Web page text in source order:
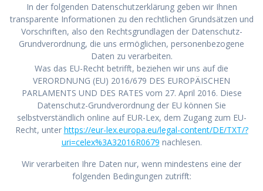
In der folgenden Datenschutzerklärung geben wir Ihnen
transparente Informationen zu den rechtlichen Grundsätzen und
Vorschriften, also den Rechtsgrundlagen der Datenschutz-
Grundverordnung, die uns ermöglichen, personenbezogene
Daten zu verarbeiten.
Was das EU-Recht betrifft, beziehen wir uns auf die
VERORDNUNG (EU) 2016/679 DES EUROPÄISCHEN
PARLAMENTS UND DES RATES vom 27. April 2016. Diese
Datenschutz-Grundverordnung der EU können Sie
selbstverständlich online auf EUR-Lex, dem Zugang zum EU-
Recht, unter https://eur-lex.europa.eu/legal-content/DE/TXT/?
uri=celex%3A32016R0679 nachlesen.
Wir verarbeiten Ihre Daten nur, wenn mindestens eine der
folgenden Bedingungen zutrifft: